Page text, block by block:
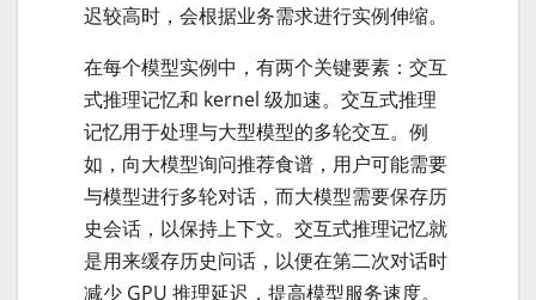
迟较高时，会根据业务需求进行实例伸缩。
在每个模型实例中，有两个关键要素：交互
式推理记忆和 kernel 级加速。交互式推理
记忆用于处理与大型模型的多轮交互。例
如，向大模型询问推荐食谱，用户可能需要
与模型进行多轮对话，而大模型需要保存历
史会话，以保持上下文。交互式推理记忆就
是用来缓存历史问话，以便在第二次对话时
减少 GPU 推理延迟，提高模型服务速度。